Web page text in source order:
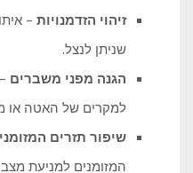
זיהוי הזדמנויות –
שניתן לנצל.
הגנה מפני משברים
למקרים של האטה או
שיפור תזרים
המזומנים למניעת